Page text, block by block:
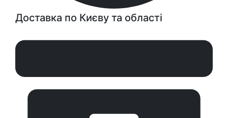
Доставка по Києву та області